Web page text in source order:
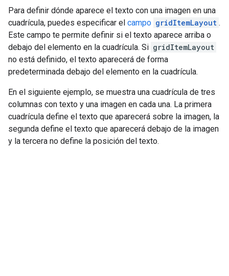
Para definir dónde aparece el texto con una imagen en una
cuadrícula, puedes especificar el campo gridItemLayout .
Este campo te permite definir si el texto aparece arriba o
debajo del elemento en la cuadrícula. Si gridItemLayout
no está definido, el texto aparecerá de forma
predeterminada debajo del elemento en la cuadrícula.
En el siguiente ejemplo, se muestra una cuadrícula de tres
columnas con texto y una imagen en cada una. La primera
cuadrícula define el texto que aparecerá sobre la imagen, la
segunda define el texto que aparecerá debajo de la imagen
y la tercera no define la posición del texto.